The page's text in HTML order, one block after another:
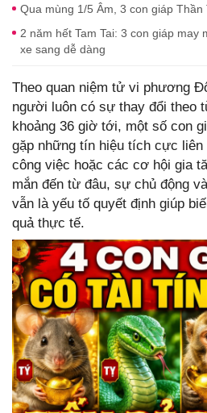
Qua mùng 1/5 Âm, 3 con giáp
2 năm hết Tam Tai: 3 con giáp may
xe sang dễ dàng
Theo quan niệm tử vi phương
người luôn có sự thay đổi theo
khoảng 36 giờ tới, một số con
gặp những tín hiệu tích cực liên
công việc hoặc các cơ hội gia
mắn đến từ đâu, sự chủ động
vẫn là yếu tố quyết định giúp
quả thực tế.